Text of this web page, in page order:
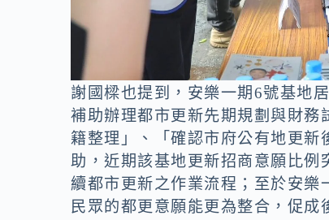
謝國樑也提到，安樂一期6號基地
補助辦理都市更新先期規劃與財
籍整理」、「確認市府公有地更
助，近期該基地更新招商意願比例
續都市更新之作業流程；至於安
民眾的都更意願能更為整合，促成